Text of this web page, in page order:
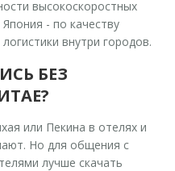
высокоскоростных
- по качеству
внутри городов.
БЕЗ
или Пекина в отелях и
Но для общения с
лучше скачать